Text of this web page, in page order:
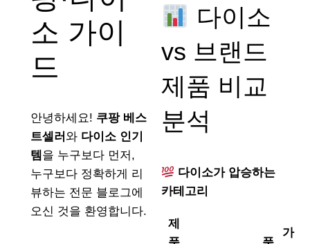
소 가이
드
안녕하세요! 쿠팡 베스
트셀러 와 다이소 인기
템 을 누구보다 먼저,
누구보다 정확하게 리
뷰하는 전문 블로그에
오신 것을 환영합니다.
다이소
vs 브랜드
제품 비교
분석
다이소가 압승하는
카테고리
제
가